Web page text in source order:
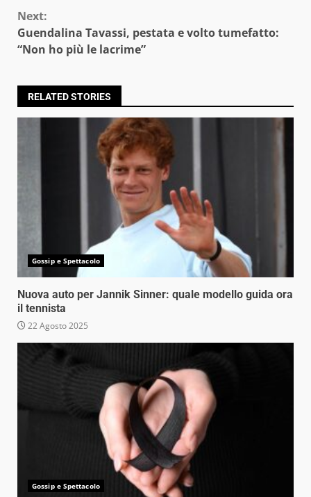
Next:
Guendalina Tavassi, pestata e volto tumefatto:
“Non ho più le lacrime”
RELATED STORIES
Gossip e Spettacolo
Nuova auto per Jannik Sinner: quale modello guida ora
il tennista
22 Agosto 2025
Gossip e Spettacolo